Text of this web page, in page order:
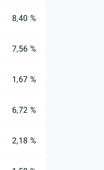
8,40 %
7,56 %
1,67 %
6,72 %
2,18 %